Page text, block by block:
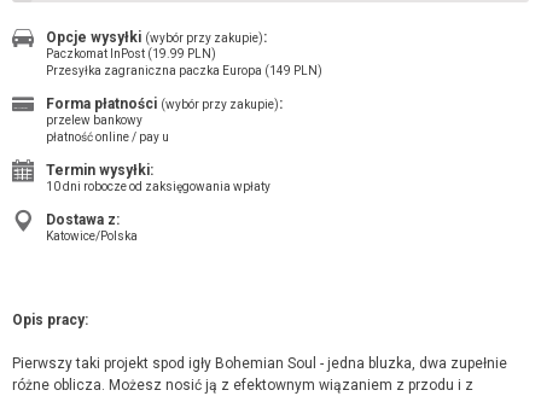
Opcje wysyłki (wybór przy zakupie):
Paczkomat InPost (19.99 PLN)
Przesyłka zagraniczna paczka Europa (149 PLN)
Forma płatności (wybór przy zakupie):
przelew bankowy
płatność online / pay u
Termin wysyłki:
10 dni robocze od zaksięgowania wpłaty
Dostawa z:
Katowice/Polska
Opis pracy:
Pierwszy taki projekt spod igły Bohemian Soul - jedna bluzka, dwa zupełnie
różne oblicza. Możesz nosić ją z efektownym wiązaniem z przodu i z